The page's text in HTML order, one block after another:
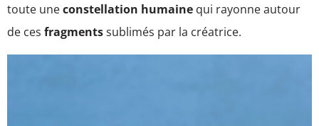
toute uneconstellation humaine qui rayonne autour
de ces fragmentssublimés par la créatrice.